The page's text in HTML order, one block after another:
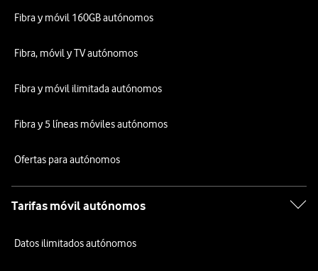
Fibra y móvil 160GB autónomos
Fibra, móvil y TV autónomos
Fibra y móvil ilimitada autónomos
Fibra y 5 líneas móviles autónomos
Ofertas para autónomos
Tarifas móvil autónomos
Datos ilimitados autónomos